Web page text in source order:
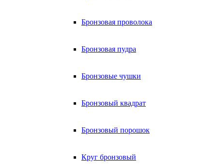
Бронзовая проволока
Бронзовая пудра
Бронзовые чушки
Бронзовый квадрат
Бронзовый порошок
Круг бронзовый